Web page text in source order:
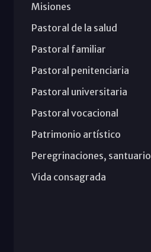
Misiones
Pastoral de la salud
Pastoral familiar
Pastoral penitenciaria
Pastoral universitaria
Pastoral vocacional
Patrimonio artístico
Peregrinaciones,
Vida consagrada